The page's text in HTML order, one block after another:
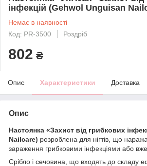
інфекцій (Gehwol Unguisan
Немає в наявності
Код: PR-3500
Роздріб
802 ₴
Опис Характеристики Доставка
Опис
Настоянка «Захист від грибкових
Nailcare) розроблена для нігтів, що
зараження грибковими інфекціями або
Срібло і сечовина, що входять до складу